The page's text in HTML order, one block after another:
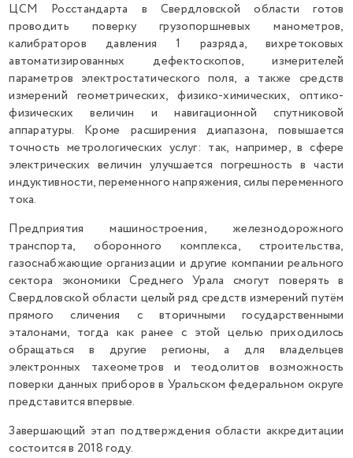
ЦСМ Росстандарта в Свердловской области готов
проводить поверку грузопоршневых манометров,
калибраторов давления 1 разряда, вихретоковых
автоматизированных дефектоскопов, измерителей
параметров электростатического поля, а также средств
измерений геометрических, физико-химических, оптико-
физических величин и навигационной спутниковой
аппаратуры. Кроме расширения диапазона, повышается
точность метрологических услуг: так, например, в сфере
электрических величин улучшается погрешность в части
индуктивности, переменного напряжения, силы переменного
тока.
Предприятия машиностроения, железнодорожного
транспорта, оборонного комплекса, строительства,
газоснабжающие организации и другие компании реального
сектора экономики Среднего Урала смогут поверять в
Свердловской области целый ряд средств измерений путём
прямого сличения с вторичными государственными
эталонами, тогда как ранее с этой целью приходилось
обращаться в другие регионы, а для владельцев
электронных тахеометров и теодолитов возможность
поверки данных приборов в Уральском федеральном округе
представится впервые.
Завершающий этап подтверждения области аккредитации
состоится в 2018 году.